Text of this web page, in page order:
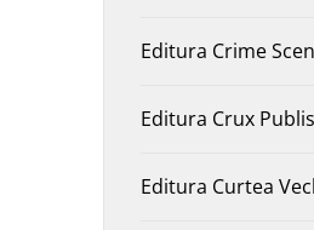
Editura Crime
Editura Crux
Editura Curtea